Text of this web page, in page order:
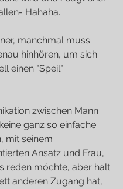
Hahaha.
manchmal muss
hinhören, um sich
einen "Speil"
zwischen Mann
ganz so einfache
mit seinem
Ansatz und Frau,
reden möchte, aber halt
anderen Zugang hat,